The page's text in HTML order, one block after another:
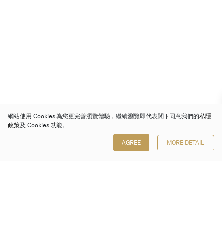
網站使用 Cookies 為您更完善瀏覽體驗，繼續瀏覽即代表閣下同意我們的私隱
政策及 Cookies 功能。
AGREE MORE DETAIL